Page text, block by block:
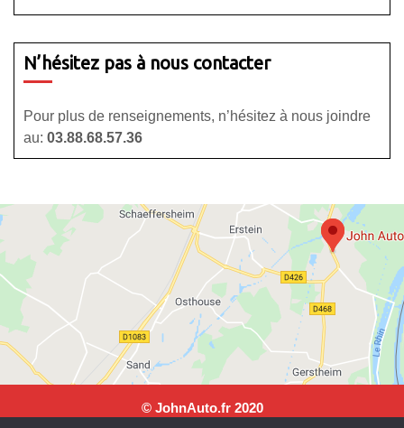
N’hésitez pas à nous contacter
Pour plus de renseignements, n’hésitez à nous joindre
au: 03.88.68.57.36
© JohnAuto.fr 2020